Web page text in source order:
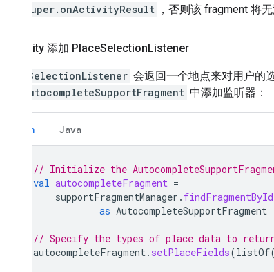
super.onActivityResult ，否则该 fragment 将无
向 activity 添加 PlaceSelectionListener
PlaceSelectionListener 会返回一个地点来对用户的
AutocompleteSupportFragment 中添加监听器：
Kotlin Java
// Initialize the
val autocompleteFragment =
supportFragmentManager . findFragmentById
as AutocompleteSupportFragment
// Specify the types of place data to
autocompleteFragment. setPlaceFields(listOf(